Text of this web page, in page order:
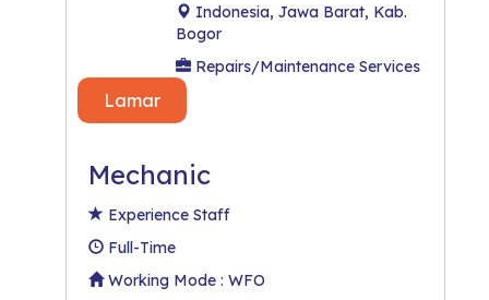
Indonesia, Jawa Barat, Kab.
Bogor
Repairs/Maintenance Services
Lamar
Mechanic
Experience Staff
Full-Time
Working Mode : WFO